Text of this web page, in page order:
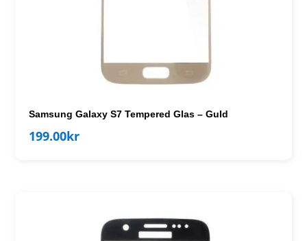
Samsung Galaxy S7 Tempered Glas – Guld
199.00kr